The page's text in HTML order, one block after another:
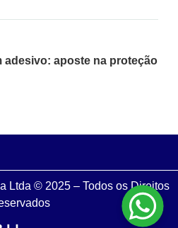
adesivo: aposte na proteção
Ltda © 2025 – Todos os Direitos